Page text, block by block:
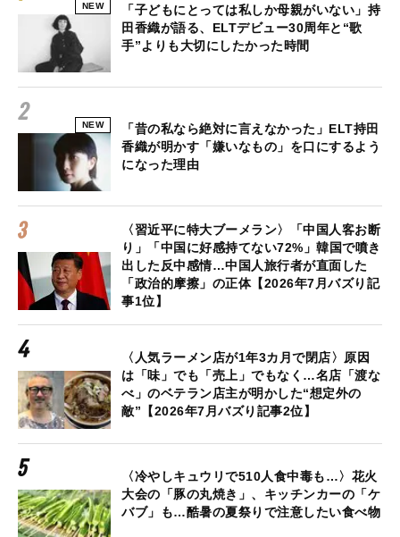
NEW
「子どもにとっては私しか母親がいない」持
田香織が語る、ELTデビュー30周年と“歌
手”よりも大切にしたかった時間
NEW
「昔の私なら絶対に言えなかった」ELT持田
香織が明かす「嫌いなもの」を口にするよう
になった理由
〈習近平に特大ブーメラン〉「中国人客お断
り」「中国に好感持てない72%」韓国で噴き
出した反中感情…中国人旅行者が直面した
「政治的摩擦」の正体【2026年7月バズり記
事1位】
〈人気ラーメン店が1年3カ月で閉店〉原因
は「味」でも「売上」でもなく…名店「渡な
べ」のベテラン店主が明かした“想定外の
敵”【2026年7月バズり記事2位】
〈冷やしキュウリで510人食中毒も…〉花火
大会の「豚の丸焼き」、キッチンカーの「ケ
バブ」も…酷暑の夏祭りで注意したい食べ物